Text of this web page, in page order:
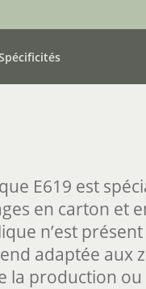
E619 est
en carton et
n’est
adaptée aux
la production